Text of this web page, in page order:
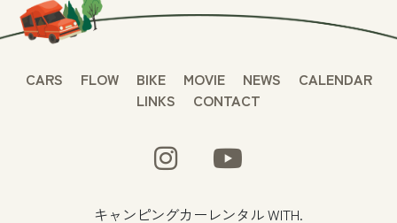
CARS FLOW BIKE MOVIE NEWS
CALENDAR
LINKS
CONTACT
キャンピングカーレンタル WITH.